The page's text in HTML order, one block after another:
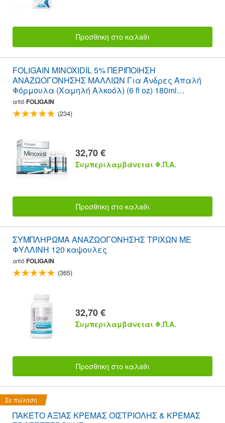
Προσθnκη στο καλaθι
FOLIGAIN MINOXIDIL 5% ΠΕΡΙΠΟΙΗΣΗ
ΑΝΑΖΩΟΓΌΝΗΣΗΣ ΜΑΛΛΙΏΝ Για Άνδρες Απαλή
Φόρμουλα (Χαμηλή Αλκοόλ) (6 fl oz) 180ml
Προμήθεια για 3 Μήνες
από FOLIGAIN
(234)
32,70 €
Συμπεριλαμβάνεται Φ.Π.Α.
Προσθnκη στο καλaθι
ΣΥΜΠΛΗΡΩΜΑ ΑΝΑΖΩΟΓΟΝΗΣΗΣ ΤΡΙΧΩΝ ΜΕ
ΦΥΛΛΙΝΗ 120 καψουλες
από FOLIGAIN
(365)
32,70 €
Συμπεριλαμβάνεται Φ.Π.Α.
Προσθnκη στο καλaθι
Σε πώληση
ΠΑΚΈΤΟ ΑΞΊΑΣ ΚΡΈΜΑΣ ΟΙΣΤΡΙΌΛΗΣ & ΚΡΈΜΑΣ